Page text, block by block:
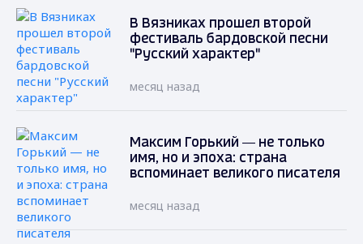
В Вязниках прошел второй
фестиваль бардовской песни
"Русский характер"
месяц назад
Максим Горький — не только
имя, но и эпоха: страна
вспоминает великого писателя
месяц назад